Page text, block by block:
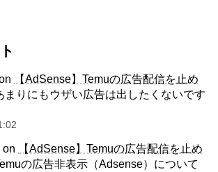
【AdSense】Temuの広告配信を止め
まりにもウザい広告は出したくないです
on
【AdSense】Temuの広告配信を止め
の広告非表示（Adsense）について